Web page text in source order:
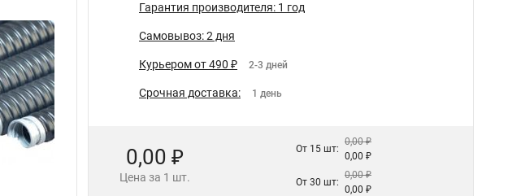
Гарантия производителя: 1 год
Самовывоз: 2 дня
Курьером от 490 ₽ 2-3 дней
Срочная доставка: 1 день
0,00 ₽
Цена за 1 шт.
От 15 шт:
0,00 ₽
0,00 ₽
От 30 шт:
0,00 ₽
0,00 ₽